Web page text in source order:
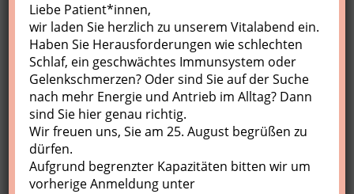
Nächste Kurse
Keine Veranstaltungen
Profil
Meine Buchungen
Abmelden
Liebe Patient*innen,
wir laden Sie herzlich zu unserem Vitalabend ein.
Haben Sie Herausforderungen wie schlechten
Schlaf, ein geschwächtes Immunsystem oder
Gelenkschmerzen? Oder sind Sie auf der Suche
nach mehr Energie und Antrieb im Alltag? Dann
sind Sie hier genau richtig.
Wir freuen uns, Sie am 25. August begrüßen zu
dürfen.
Aufgrund begrenzter Kapazitäten bitten wir um
vorherige Anmeldung unter